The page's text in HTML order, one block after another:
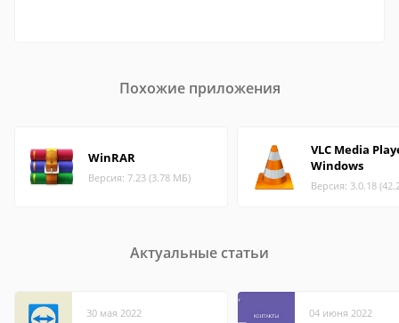
Похожие приложения
WinRAR
Версия: 7.23 (3.78 МБ)
VLC Media
Windows
Версия: 3.0.18
Актуальные статьи
30 мая 2022 04 июня 2022